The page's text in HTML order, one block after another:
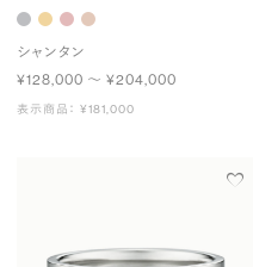
シャンタン
¥128,000 〜 ¥204,000
表示商品： ¥181,000